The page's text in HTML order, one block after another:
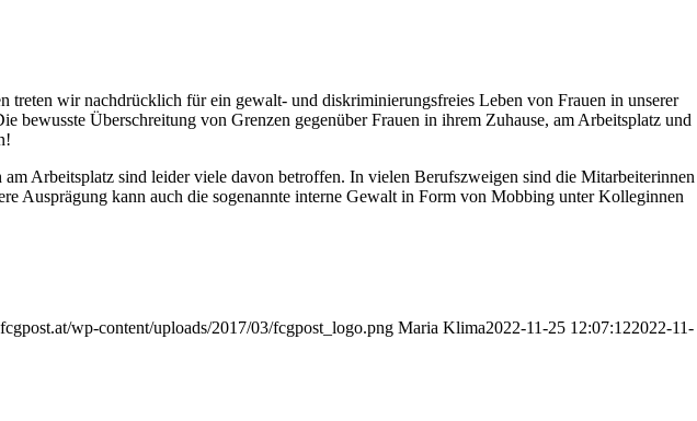
wir nachdrücklich für ein gewalt- und diskriminierungsfreies Leben von Frauen in unserer
Überschreitung von Grenzen gegenüber Frauen in ihrem Zuhause, am Arbeitsplatz und
Arbeitsplatz sind leider viele davon betroffen. In vielen Berufszweigen sind die Mitarbeiterinnen
Ausprägung kann auch die sogenannte interne Gewalt in Form von Mobbing unter Kolleginnen
wp-content/uploads/2017/03/fcgpost_logo.png Maria Klima2022-11-25 12:07:122022-11-